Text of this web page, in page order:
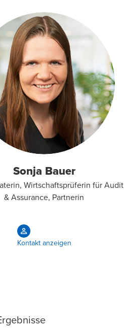
Sonja Bauer
Wirtschaftsprüferin für Audit
& Assurance, Partnerin
Kontakt anzeigen